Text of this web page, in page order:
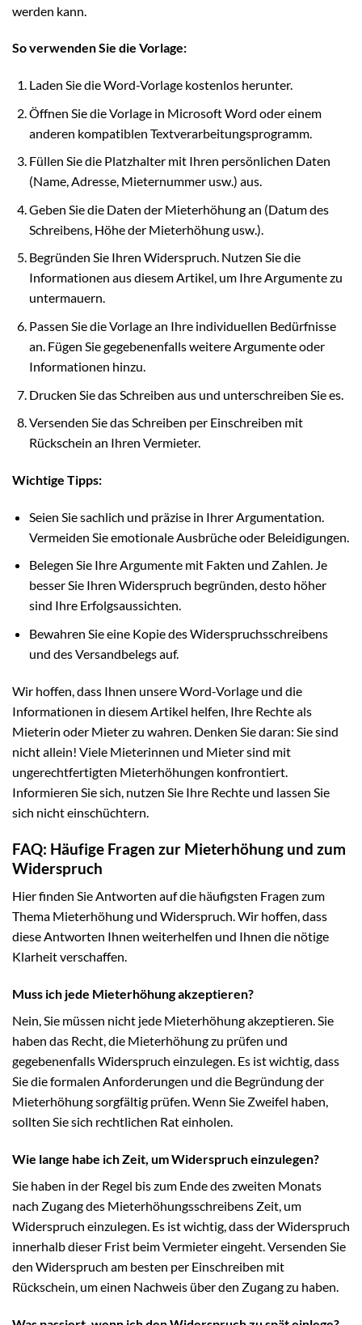
werden kann.
So verwenden Sie die Vorlage:
Laden Sie die Word-Vorlage kostenlos herunter.
Öffnen Sie die Vorlage in Microsoft Word oder einem
anderen kompatiblen Textverarbeitungsprogramm.
Füllen Sie die Platzhalter mit Ihren persönlichen Daten
(Name, Adresse, Mieternummer usw.) aus.
Geben Sie die Daten der Mieterhöhung an (Datum des
Schreibens, Höhe der Mieterhöhung usw.).
Begründen Sie Ihren Widerspruch. Nutzen Sie die
Informationen aus diesem Artikel, um Ihre Argumente zu
untermauern.
Passen Sie die Vorlage an Ihre individuellen Bedürfnisse
an. Fügen Sie gegebenenfalls weitere Argumente oder
Informationen hinzu.
Drucken Sie das Schreiben aus und unterschreiben Sie es.
Versenden Sie das Schreiben per Einschreiben mit
Rückschein an Ihren Vermieter.
Wichtige Tipps:
Seien Sie sachlich und präzise in Ihrer Argumentation.
Vermeiden Sie emotionale Ausbrüche oder Beleidigungen.
Belegen Sie Ihre Argumente mit Fakten und Zahlen. Je
besser Sie Ihren Widerspruch begründen, desto höher
sind Ihre Erfolgsaussichten.
Bewahren Sie eine Kopie des Widerspruchsschreibens
und des Versandbelegs auf.
Wir hoffen, dass Ihnen unsere Word-Vorlage und die
Informationen in diesem Artikel helfen, Ihre Rechte als
Mieterin oder Mieter zu wahren. Denken Sie daran: Sie sind
nicht allein! Viele Mieterinnen und Mieter sind mit
ungerechtfertigten Mieterhöhungen konfrontiert.
Informieren Sie sich, nutzen Sie Ihre Rechte und lassen Sie
sich nicht einschüchtern.
FAQ: Häufige Fragen zur Mieterhöhung und zum
Widerspruch
Hier finden Sie Antworten auf die häufigsten Fragen zum
Thema Mieterhöhung und Widerspruch. Wir hoffen, dass
diese Antworten Ihnen weiterhelfen und Ihnen die nötige
Klarheit verschaffen.
Muss ich jede Mieterhöhung akzeptieren?
Nein, Sie müssen nicht jede Mieterhöhung akzeptieren. Sie
haben das Recht, die Mieterhöhung zu prüfen und
gegebenenfalls Widerspruch einzulegen. Es ist wichtig, dass
Sie die formalen Anforderungen und die Begründung der
Mieterhöhung sorgfältig prüfen. Wenn Sie Zweifel haben,
sollten Sie sich rechtlichen Rat einholen.
Wie lange habe ich Zeit, um Widerspruch einzulegen?
Sie haben in der Regel bis zum Ende des zweiten Monats
nach Zugang des Mieterhöhungsschreibens Zeit, um
Widerspruch einzulegen. Es ist wichtig, dass der Widerspruch
innerhalb dieser Frist beim Vermieter eingeht. Versenden Sie
den Widerspruch am besten per Einschreiben mit
Rückschein, um einen Nachweis über den Zugang zu haben.